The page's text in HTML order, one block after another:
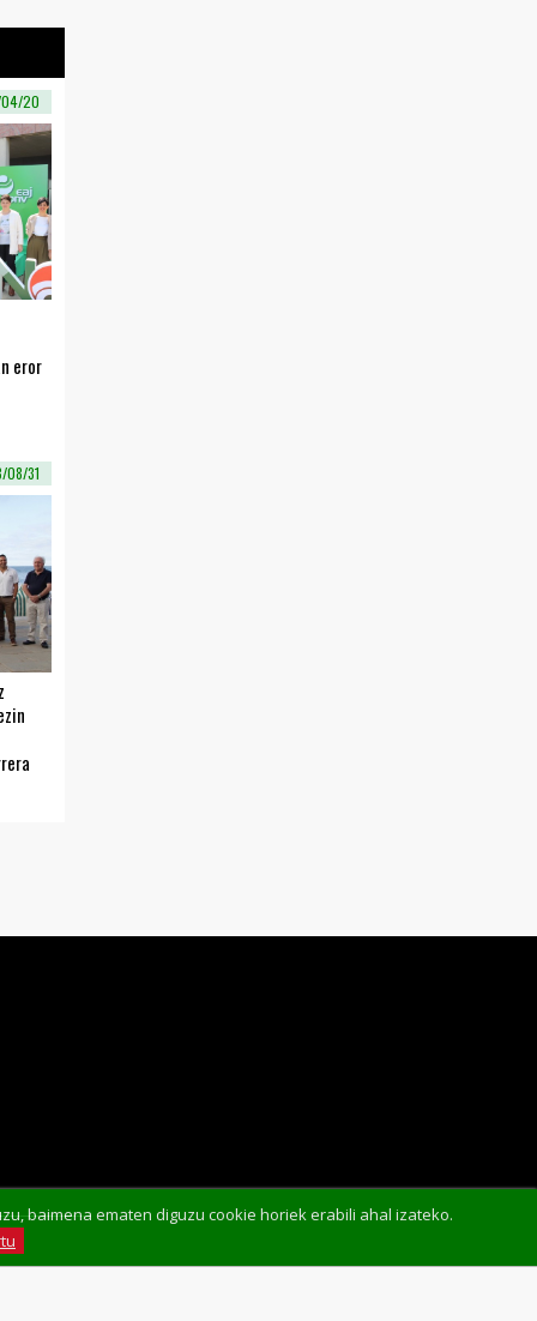
20
eror
08/31
baimena ematen diguzu cookie horiek erabili ahal izateko.